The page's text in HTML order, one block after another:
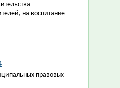
на воспитание
правовых